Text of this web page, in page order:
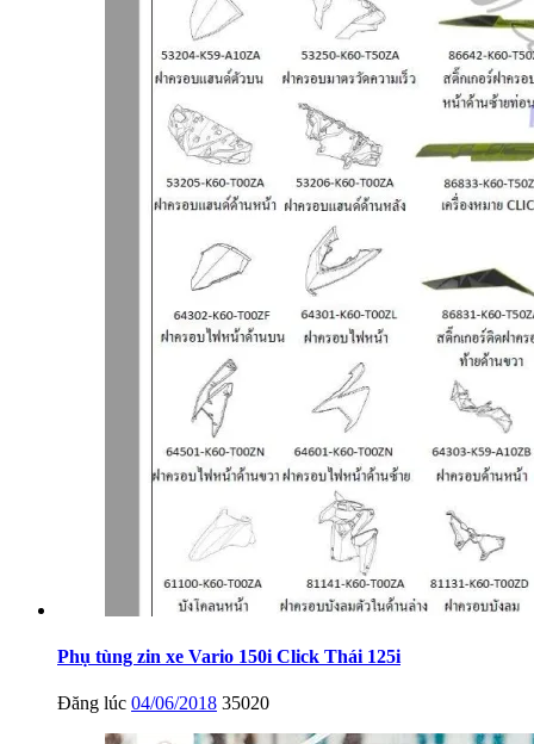
Phụ tùng zin xe Vario 150i Click Thái 125i
Đăng lúc 04/06/2018 35020